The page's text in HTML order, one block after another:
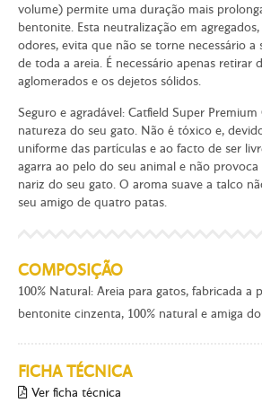
volume) permite uma duração mais
bentonite. Esta neutralização em
odores, evita que não se torne necessário
de toda a areia. É necessário apenas retirar
aglomerados e os dejetos sólidos.
Seguro e agradável: Catfield Super
natureza do seu gato. Não é tóxico e,
uniforme das partículas e ao facto de ser
agarra ao pelo do seu animal e não
nariz do seu gato. O aroma suave a talco
seu amigo de quatro patas.
COMPOSIÇÃO
100% Natural: Areia para gatos, fabricada a
bentonite cinzenta, 100% natural e amiga
FICHA TÉCNICA
Ver ficha técnica